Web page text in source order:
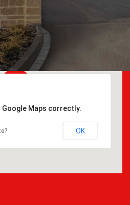
Google Maps correctly.
OK